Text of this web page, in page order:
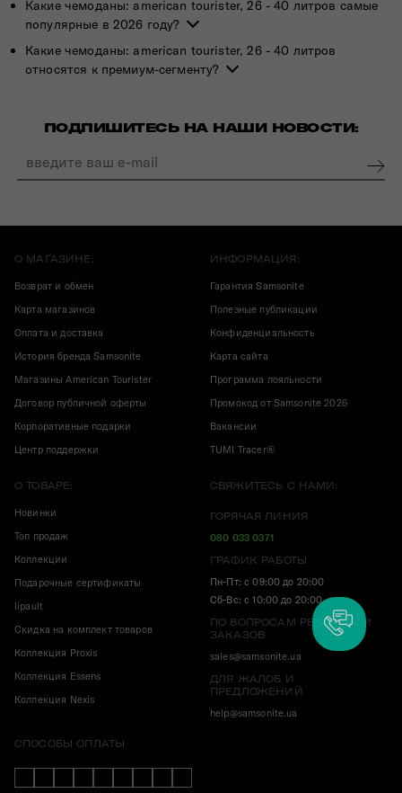
Какие чемоданы: american tourister, 26 - 40 литров самые
популярные в 2026 году?
Какие чемоданы: american tourister, 26 - 40 литров
относятся к премиум-сегменту?
ПОДПИШИТЕСЬ НА НАШИ НОВОСТИ:
О МАГАЗИНЕ:
Возврат и обмен
Карта магазинов
Оплата и доставка
История бренда Samsonite
Магазины American Tourister
Договор публичной оферты
Корпоративные подарки
Центр поддержки
ИНФОРМАЦИЯ:
Гарантия Samsonite
Полезные публикации
Конфиденциальность
Карта сайта
Программа лояльности
Промокод от Samsonite 2026
Вакансии
TUMI Tracer®
О ТОВАРЕ:
Новинки
Топ продаж
Коллекции
Подарочные сертификаты
lipault
Скидка на комплект товаров
Коллекция Proxis
Коллекция Essens
Коллекция Nexis
СВЯЖИТЕСЬ С НАМИ:
ГОРЯЧАЯ ЛИНИЯ
080 033 0371
ГРАФИК РАБОТЫ
Пн-Пт: с 09:00 до 20:00
Сб-Вс: с 10:00 до 20:00
ПО ВОПРОСАМ РЕКЛАМЫ И
ЗАКАЗОВ
sales@samsonite.ua
ДЛЯ ЖАЛОБ И
ПРЕДЛОЖЕНИЙ
help@samsonite.ua
СПОСОБЫ ОПЛАТЫ